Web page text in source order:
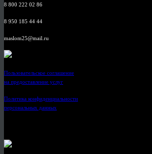
8 800 222 02 86
8 950 185 44 44
maslom25@mail.ru
Пользовательское соглашение
на предоставление услуг
Политика конфиденциальности
персональных данных